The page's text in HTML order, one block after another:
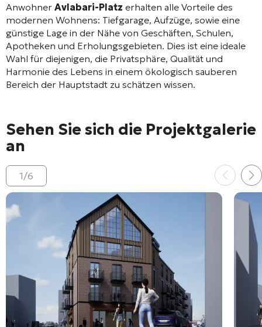
Anwohner Avlabari-Platz erhalten alle Vorteile des
modernen Wohnens: Tiefgarage, Aufzüge, sowie eine
günstige Lage in der Nähe von Geschäften, Schulen,
Apotheken und Erholungsgebieten. Dies ist eine ideale
Wahl für diejenigen, die Privatsphäre, Qualität und
Harmonie des Lebens in einem ökologisch sauberen
Bereich der Hauptstadt zu schätzen wissen.
Sehen Sie sich die Projektgalerie
an
1/6